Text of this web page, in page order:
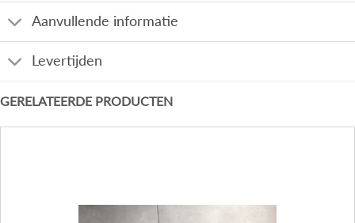
Aanvullende informatie
Levertijden
GERELATEERDE PRODUCTEN